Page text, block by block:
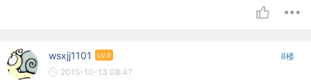
wsxjj1101 LV.6 8楼
2015-10-13 08:47